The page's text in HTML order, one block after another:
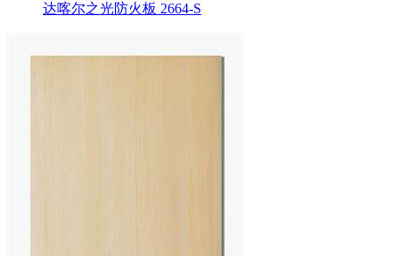
达喀尔之光防火板 2664-S